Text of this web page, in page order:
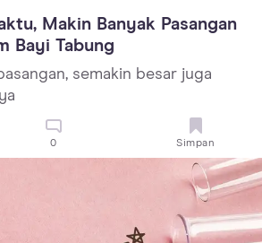
Makin Banyak Pasangan
Bayi Tabung
semakin besar juga
0 Simpan